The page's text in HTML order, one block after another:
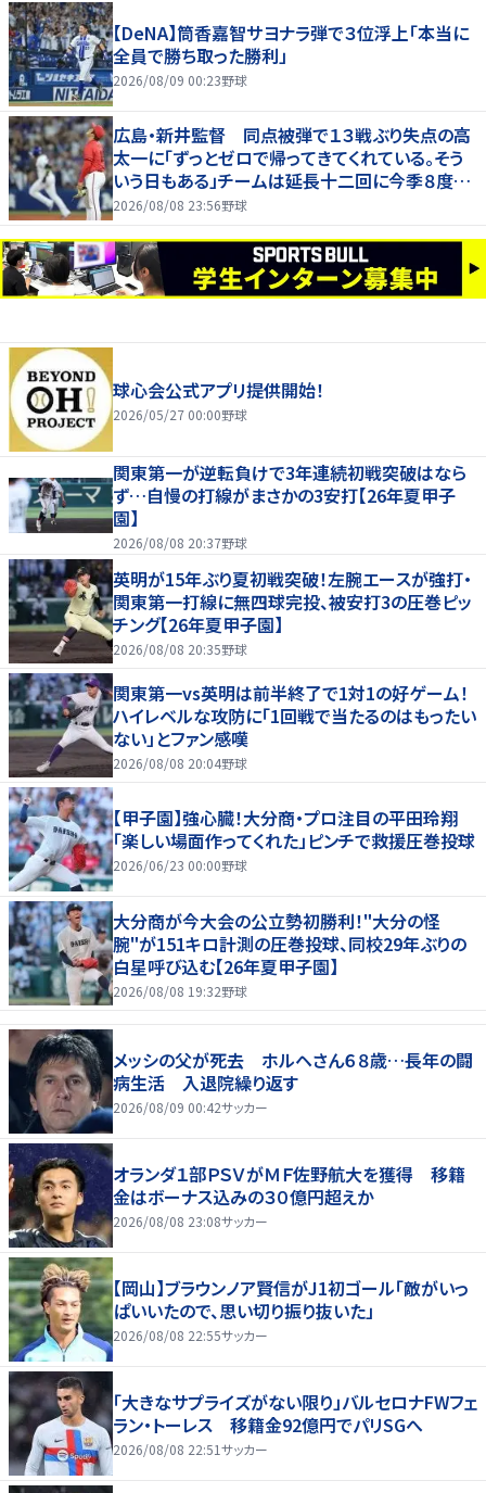
【DeNA】筒香嘉智サヨナラ弾で３位浮上「本当に
全員で勝ち取った勝利」
2026/08/09 00:23野球
広島・新井監督 同点被弾で１３戦ぶり失点の高
太一に「ずっとゼロで帰ってきてくれている。そう
いう日もある」チームは延長十二回に今季８度目
サヨナラ負け
2026/08/08 23:56野球
球心会公式アプリ提供開始！
2026/05/27 00:00野球
関東第一が逆転負けで3年連続初戦突破はなら
ず…自慢の打線がまさかの3安打【26年夏甲子
園】
2026/08/08 20:37野球
英明が15年ぶり夏初戦突破！左腕エースが強打・
関東第一打線に無四球完投、被安打3の圧巻ピッ
チング【26年夏甲子園】
2026/08/08 20:35野球
関東第一vs英明は前半終了で1対1の好ゲーム！
ハイレベルな攻防に「1回戦で当たるのはもったい
ない」とファン感嘆
2026/08/08 20:04野球
【甲子園】強心臓！大分商・プロ注目の平田玲翔
「楽しい場面作ってくれた」ピンチで救援圧巻投球
2026/06/23 00:00野球
大分商が今大会の公立勢初勝利！"大分の怪
腕"が151キロ計測の圧巻投球、同校29年ぶりの
白星呼び込む【26年夏甲子園】
2026/08/08 19:32野球
メッシの父が死去 ホルヘさん６８歳…長年の闘
病生活 入退院繰り返す
2026/08/09 00:42サッカー
オランダ１部ＰＳＶがＭＦ佐野航大を獲得 移籍
金はボーナス込みの３０億円超えか
2026/08/08 23:08サッカー
【岡山】ブラウンノア賢信がJ1初ゴール「敵がいっ
ぱいいたので、思い切り振り抜いた」
2026/08/08 22:55サッカー
「大きなサプライズがない限り」バルセロナFWフェ
ラン・トーレス 移籍金92億円でパリSGへ
2026/08/08 22:51サッカー